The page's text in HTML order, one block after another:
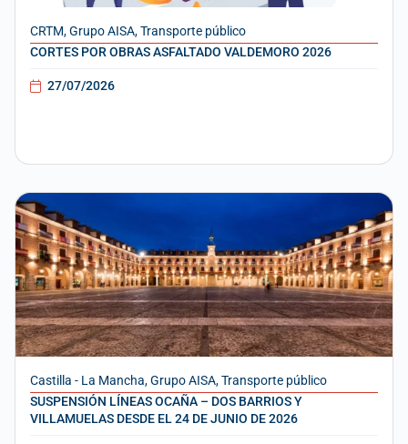
CRTM,Grupo AISA,Transporte público
CORTES POR OBRAS ASFALTADO VALDEMORO 2026
27/07/2026
Castilla - La Mancha,Grupo AISA,Transporte público
SUSPENSIÓN LÍNEAS OCAÑA – DOS BARRIOS Y
VILLAMUELAS DESDE EL 24 DE JUNIO DE 2026